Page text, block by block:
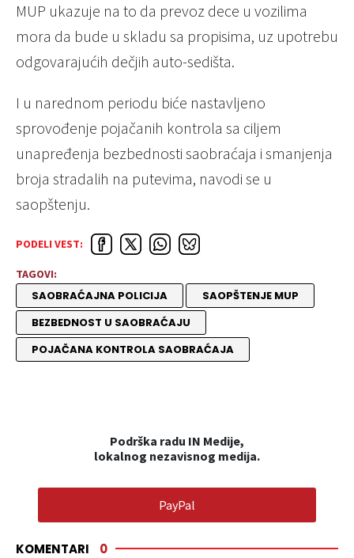
MUP ukazuje na to da prevoz dece u vozilima
mora da bude u skladu sa propisima, uz upotrebu
odgovarajućih dečjih auto-sedišta.
I u narednom periodu biće nastavljeno
sprovođenje pojačanih kontrola sa ciljem
unapređenja bezbednosti saobraćaja i smanjenja
broja stradalih na putevima, navodi se u
saopštenju.
PODELI VEST:
TAGOVI:
SAOBRAĆAJNA POLICIJA
SAOPŠTENJE MUP
BEZBEDNOST U SAOBRAĆAJU
POJAČANA KONTROLA SAOBRAĆAJA
Podrška radu IN Medije,
lokalnog nezavisnog medija.
PayPal
KOMENTARI 0